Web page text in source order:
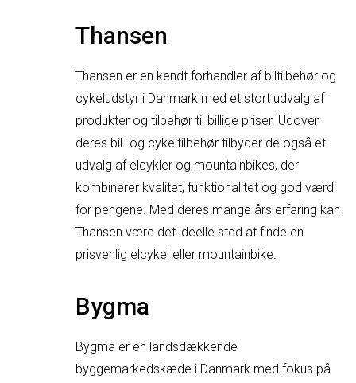
Thansen
Thansen er en kendt forhandler af biltilbehør og
cykeludstyr i Danmark med et stort udvalg af
produkter og tilbehør til billige priser. Udover
deres bil- og cykeltilbehør tilbyder de også et
udvalg af elcykler og mountainbikes, der
kombinerer kvalitet, funktionalitet og god værdi
for pengene. Med deres mange års erfaring kan
Thansen være det ideelle sted at finde en
prisvenlig elcykel eller mountainbike.
Bygma
Bygma er en landsdækkende
byggemarkedskæde i Danmark med fokus på